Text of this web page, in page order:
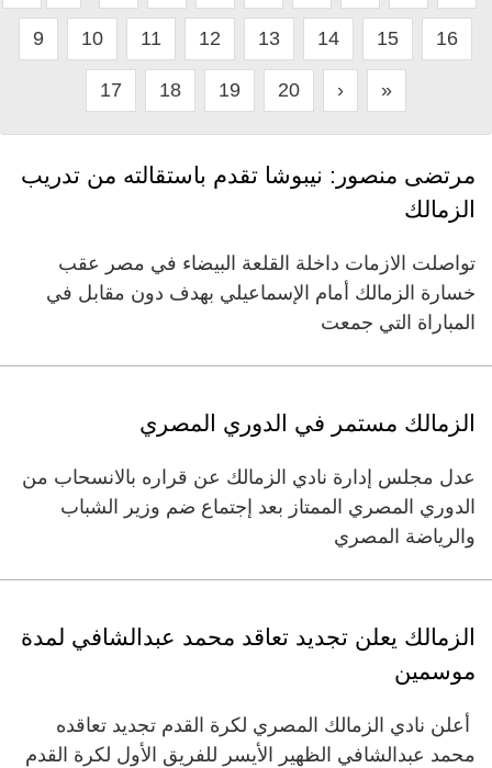
9 10 11 12 13 14 15 16
17 18 19 20 › »
مرتضى منصور: نيبوشا تقدم باستقالته من تدريب
الزمالك
تواصلت الازمات داخلة القلعة البيضاء في مصر عقب
خسارة الزمالك أمام الإسماعيلي بهدف دون مقابل في
المباراة التي جمعت
الزمالك مستمر في الدوري المصري
عدل مجلس إدارة نادي الزمالك عن قراره بالانسحاب من
الدوري المصري الممتاز بعد إجتماع ضم وزير الشباب
والرياضة المصري
الزمالك يعلن تجديد تعاقد محمد عبدالشافي لمدة
موسمين
أعلن نادي الزمالك المصري لكرة القدم تجديد تعاقده
محمد عبدالشافي الظهير الأيسر للفريق الأول لكرة القدم